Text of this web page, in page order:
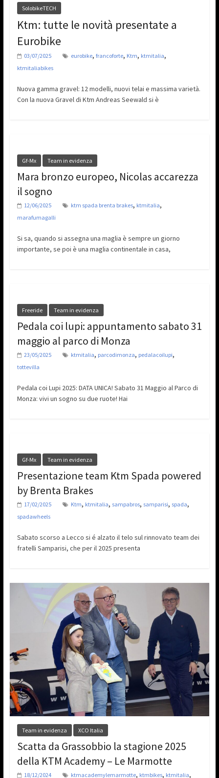
SolobikeTECH
Ktm: tutte le novità presentate a
Eurobike
03/07/2025 eurobike, francoforte, Ktm, ktmitalia,
ktmitaliabikes
Nuova gamma gravel: 12 modelli, nuovi telai e massima varietà.
Con la nuova Gravel di Ktm Andreas Seewald si è
Gf-Mx Team in evidenza
Mara bronzo europeo, Nicolas accarezza
il sogno
12/06/2025 ktm spada brenta brakes, ktmitalia,
marafumagalli
Si sa, quando si assegna una maglia è sempre un giorno
importante, se poi è una maglia continentale in casa,
Freeride Team in evidenza
Pedala coi lupi: appuntamento sabato 31
maggio al parco di Monza
23/05/2025 ktmitalia, parcodimonza, pedalacoilupi,
tottevilla
Pedala coi Lupi 2025: DATA UNICA! Sabato 31 Maggio al Parco di
Monza: vivi un sogno su due ruote! Hai
Gf-Mx Team in evidenza
Presentazione team Ktm Spada powered
by Brenta Brakes
17/02/2025 Ktm, ktmitalia, sampabros, samparisi, spada,
spadawheels
Sabato scorso a Lecco si é alzato il telo sul rinnovato team dei
fratelli Samparisi, che per il 2025 presenta
Team in evidenza XCO Italia
Scatta da Grassobbio la stagione 2025
della KTM Academy – Le Marmotte
18/12/2024 ktmacademylemarmotte, ktmbikes, ktmitalia,